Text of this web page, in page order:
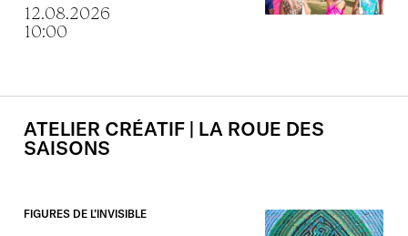
12.08.2026
10:00
ATELIER CRÉATIF | LA ROUE DES
SAISONS
FIGURES DE L’INVISIBLE